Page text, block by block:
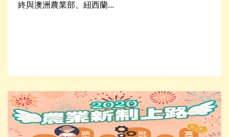
終與澳洲農業部、紐西蘭...